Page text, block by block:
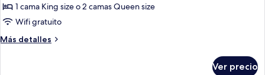
Deluxe,
frente
océano
1 cama King size o 2 camas Queen size
Wifi gratuito
Más detalles
Más
Ver precio